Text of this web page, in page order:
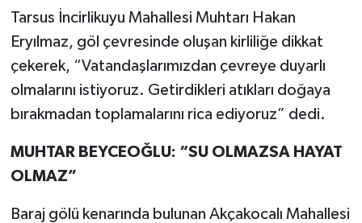
Tarsus İncirlikuyu Mahallesi Muhtarı Hakan
Eryılmaz, göl çevresinde oluşan kirliliğe dikkat
çekerek, “Vatandaşlarımızdan çevreye duyarlı
olmalarını istiyoruz. Getirdikleri atıkları doğaya
bırakmadan toplamalarını rica ediyoruz” dedi.
MUHTAR BEYCEOĞLU: “SU OLMAZSA HAYAT
OLMAZ”
Baraj gölü kenarında bulunan Akçakocalı Mahallesi